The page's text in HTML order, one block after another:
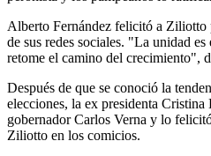
Alberto Fernández felicitó a Ziliotto
de sus redes sociales. "La unidad
retome el camino del crecimiento",
Después de que se conoció la
elecciones, la ex presidenta
gobernador Carlos Verna y lo
Ziliotto en los comicios.